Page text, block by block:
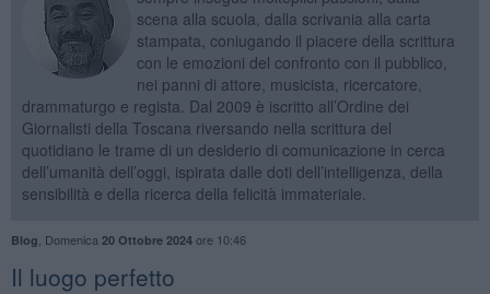
scena alla scuola, dalla scrivania alla carta
stampata, coniugando il piacere della scrittura
con le emozioni del confronto con il pubblico,
nei panni di attore, musicista, ricercatore,
drammaturgo e regista. Dal 2009 è iscritto all’Ordine dei
Giornalisti della Toscana riversando nella scrittura del
quotidiano le trame di un desiderio di comunicazione in cerca
dell’umanità dell’oggi, ispirata dalle doti dell’intelligenza, della
sensibilità e della ricerca della felicità immateriale.
Blog Domenica 20 Ottobre 2024ore 10:46
​Il luogo perfetto